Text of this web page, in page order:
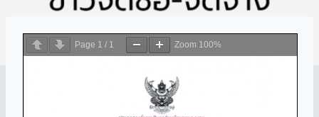
Page 1 / 1 Zoom 100%